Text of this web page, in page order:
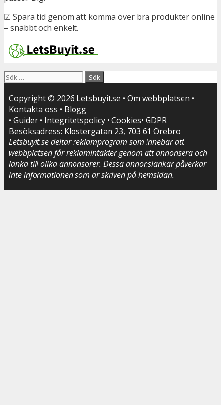
☑ Spara tid genom att komma över bra produkter online
– snabbt och enkelt.
Sök
Copyright © 2026 Letsbuyit.se • Om webbplatsen •
Kontakta oss • Blogg
• Guider • Integritetspolicy • Cookies• GDPR
Besöksadress: Klostergatan 23, 703 61 Örebro
Letsbuyit.se deltar reklamprogram som innebär att
webbplatsen får reklamintäkter genom att annonsera och
länka till olika annonsörer. Dessa annonslänkar påverkar
inte informationen som är skriven på hemsidan.